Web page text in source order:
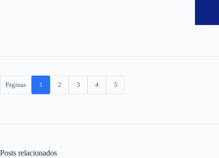
Páginas 1 2 3 4 5
Posts relacionados